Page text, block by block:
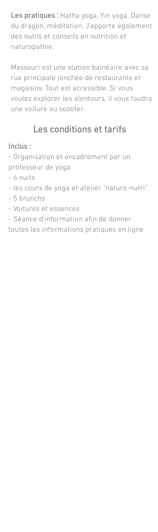
Les pratiques : Hatha yoga, Yin yoga, Danse
du dragon, méditation. J'apporte également
des outils et conseils en nutrition et
naturopathie.
Massouri est une station balnéaire avec sa
rue principale jonchée de restaurants et
magasins. Tout est accessible. Si vous
voulez explorer les alentours, il vous faudra
une voiture ou scooter.
Les conditions et tarifs
Inclus :
- Organisation et encadrement par un
professeur de yoga
- 6 nuits
- les cours de yoga et atelier "naturo-nutri"
- 5 brunchs
- Voitures et essences
- Séance d'information afin de donner
toutes les informations pratiques en ligne